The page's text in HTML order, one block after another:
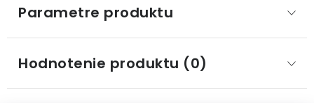
Parametre produktu
Hodnotenie produktu (0)